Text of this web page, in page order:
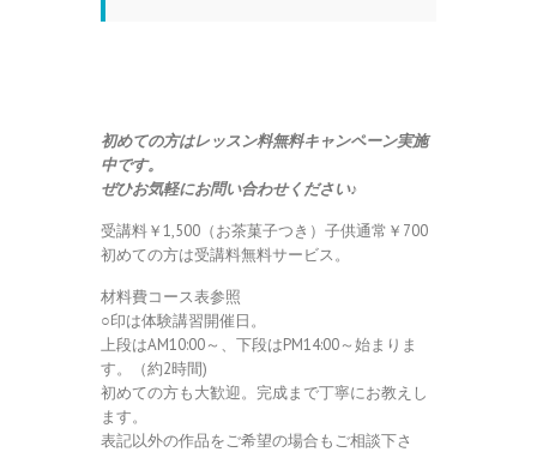
初めての方はレッスン料無料キャンペーン実施
中です。
ぜひお気軽にお問い合わせください♪
受講料￥1,500（お茶菓子つき）子供通常￥700
初めての方は受講料無料サービス。
材料費コース表参照
○印は体験講習開催日。
上段はAM10:00～、下段はPM14:00～始まりま
す。（約2時間)
初めての方も大歓迎。完成まで丁寧にお教えし
ます。
表記以外の作品をご希望の場合もご相談下さ